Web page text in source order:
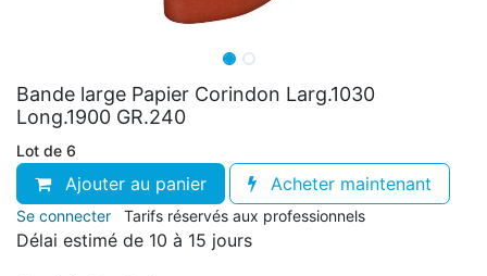
Bande large Papier Corindon Larg.1030
Long.1900 GR.240
Lot de 6
Ajouter au panier Acheter maintenant
Se connecter Tarifs réservés aux professionnels
Délai estimé de 10 à 15 jours